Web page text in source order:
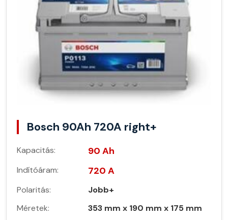
Bosch 90Ah 720A right+
Kapacitás: 90 Ah
Indítóáram: 720 A
Polaritás:
Jobb+
Méretek:
353 mm x 190 mm x 175 mm